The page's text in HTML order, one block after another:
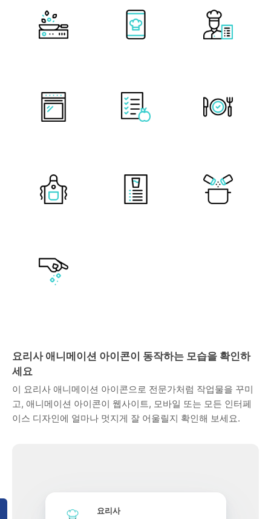
요리사 애니메이션 아이콘이 동작하는 모습을 확인하
세요
이 요리사 애니메이션 아이콘으로 전문가처럼 작업물을 꾸미
고, 애니메이션 아이콘이 웹사이트, 모바일 또는 모든 인터페
이스 디자인에 얼마나 멋지게 잘 어울릴지 확인해 보세요.
요리사